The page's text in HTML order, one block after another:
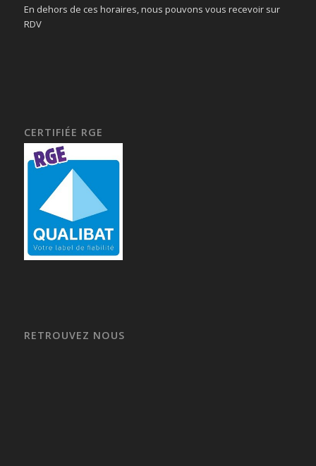
En dehors de ces horaires, nous pouvons vous recevoir sur
RDV
CERTIFIÉE RGE
RETROUVEZ NOUS